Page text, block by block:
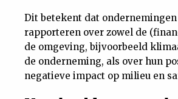
Dit betekent dat
rapporteren over zowel de
de omgeving, bijvoorbeeld
de onderneming, als over hun
negatieve impact op milieu en